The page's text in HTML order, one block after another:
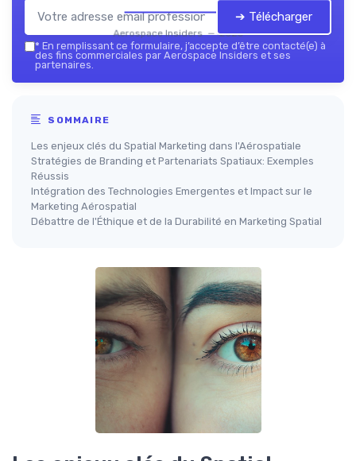
Aerospace Insiders — 2026
➔ Télécharger
* En remplissant ce formulaire, j’accepte d’être contacté(e) à
des fins commerciales par Aerospace Insiders et ses
partenaires.
SOMMAIRE
Les enjeux clés du Spatial Marketing dans l'Aérospatiale
Stratégies de Branding et Partenariats Spatiaux: Exemples
Réussis
Intégration des Technologies Emergentes et Impact sur le
Marketing Aérospatial
Débattre de l'Éthique et de la Durabilité en Marketing Spatial